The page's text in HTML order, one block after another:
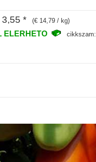
* (€ 14,79 / kg)
ELERHETO
cikkszam: